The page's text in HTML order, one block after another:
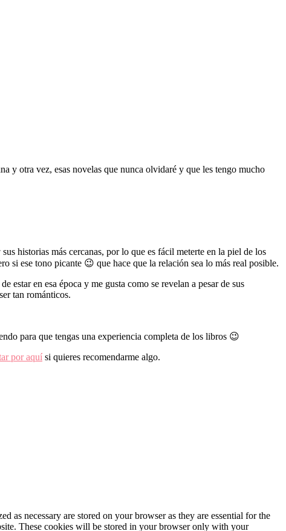
y otra vez, esas novelas que nunca olvidaré y que les tengo mucho
historias más cercanas, por lo que es fácil meterte en la piel de los
si ese tono picante 😉 que hace que la relación sea lo más real posible.
estar en esa época y me gusta como se revelan a pesar de sus
tan románticos.
para que tengas una experiencia completa de los libros 😉
por aquí si quieres recomendarme algo.
as necessary are stored on your browser as they are essential for the
These cookies will be stored in your browser only with your